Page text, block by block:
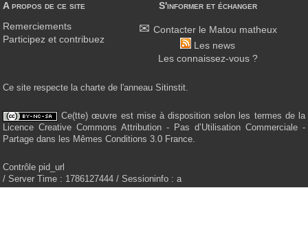
A propos de ce site
Remerciements
Participez et contribuez
S'informer et échanger
Contacter le Matou matheux
Les news
Les connaissez-vous ?
Ce site respecte la charte de l'anneau Sitinstit.
Ce(tte) œuvre est mise à disposition selon les termes de la
Licence Creative Commons Attribution - Pas d’Utilisation Commerciale -
Partage dans les Mêmes Conditions 3.0 France.
Contrôle pid_url
/ Server Time : 1786127444 / Sessioninfo : a